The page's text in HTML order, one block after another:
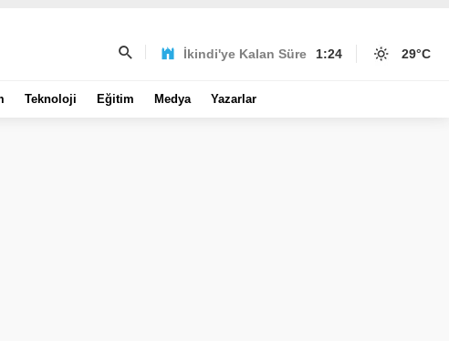
İkindi'ye Kalan Süre 1:24 29°C
Teknoloji Eğitim Medya Yazarlar